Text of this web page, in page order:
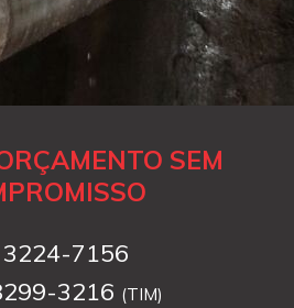
SEM
3224-7156
3216 (TIM)